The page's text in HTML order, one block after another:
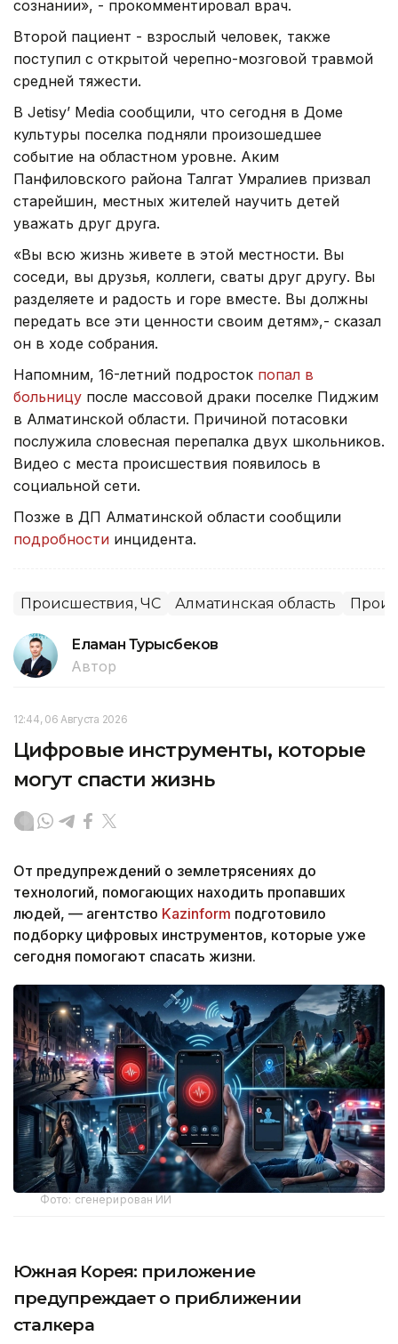
сознании», - прокомментировал врач.
Второй пациент - взрослый человек, также
поступил с открытой черепно-мозговой травмой
средней тяжести.
В Jetisy’ Media сообщили, что сегодня в Доме
культуры поселка подняли произошедшее
событие на областном уровне. Аким
Панфиловского района Талгат Умралиев призвал
старейшин, местных жителей научить детей
уважать друг друга.
«Вы всю жизнь живете в этой местности. Вы
соседи, вы друзья, коллеги, сваты друг другу. Вы
разделяете и радость и горе вместе. Вы должны
передать все эти ценности своим детям»,- сказал
он в ходе собрания.
Напомним, 16-летний подросток попал в
больницу после массовой драки поселке Пиджим
в Алматинской области. Причиной потасовки
послужила словесная перепалка двух школьников.
Видео с места происшествия появилось в
социальной сети.
Позже в ДП Алматинской области сообщили
подробности инцидента.
Происшествия, ЧС Алматинская область
Еламан Турысбеков
Автор
12:44, 06 Августа 2026
Цифровые инструменты, которые
могут спасти жизнь
От предупреждений о землетрясениях до
технологий, помогающих находить пропавших
людей, — агентство Kazinform подготовило
подборку цифровых инструментов, которые уже
сегодня помогают спасать жизни.
Фото: сгенерирован ИИ
Южная Корея: приложение
предупреждает о приближении
сталкера